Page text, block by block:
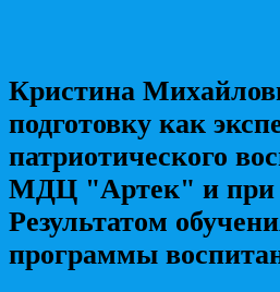
Кристина
подготовку как
патриотического
МДЦ "Артек" и при
Результатом
программы